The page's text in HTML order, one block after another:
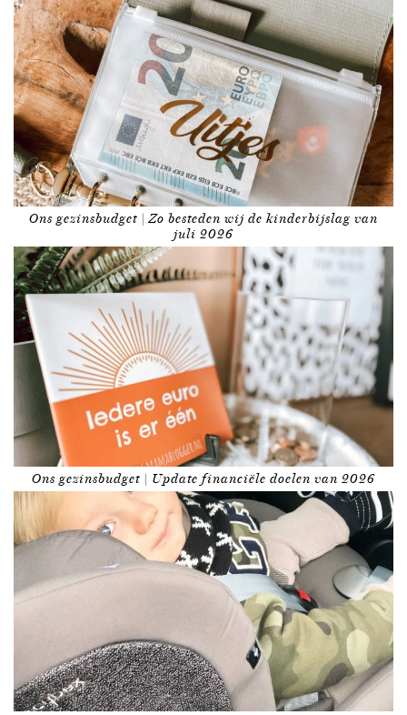
Ons gezinsbudget | Zo besteden wij de kinderbijslag van
juli 2026
Ons gezinsbudget | Update financiële doelen van 2026